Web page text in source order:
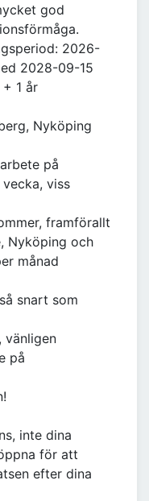
god
2026-
2028-09-15
1 år
Nyköping
på
viss
framförallt
Nyköping och
månad
snart som
vänligen
på
inte dina
för att
efter dina